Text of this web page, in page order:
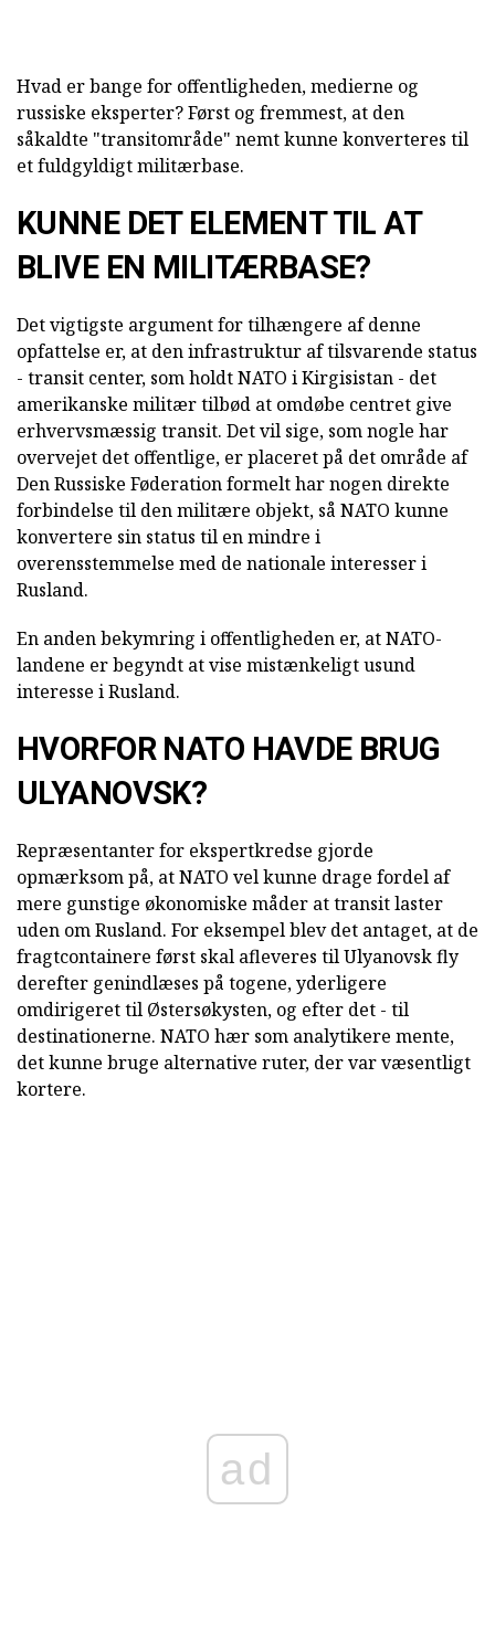
Hvad er bange for offentligheden, medierne og
russiske eksperter? Først og fremmest, at den
såkaldte "transitområde" nemt kunne konverteres til
et fuldgyldigt militærbase.
KUNNE DET ELEMENT TIL AT
BLIVE EN MILITÆRBASE?
Det vigtigste argument for tilhængere af denne
opfattelse er, at den infrastruktur af tilsvarende status
- transit center, som holdt NATO i Kirgisistan - det
amerikanske militær tilbød at omdøbe centret give
erhvervsmæssig transit. Det vil sige, som nogle har
overvejet det offentlige, er placeret på det område af
Den Russiske Føderation formelt har nogen direkte
forbindelse til den militære objekt, så NATO kunne
konvertere sin status til en mindre i
overensstemmelse med de nationale interesser i
Rusland.
En anden bekymring i offentligheden er, at NATO-
landene er begyndt at vise mistænkeligt usund
interesse i Rusland.
HVORFOR NATO HAVDE BRUG
ULYANOVSK?
Repræsentanter for ekspertkredse gjorde
opmærksom på, at NATO vel kunne drage fordel af
mere gunstige økonomiske måder at transit laster
uden om Rusland. For eksempel blev det antaget, at de
fragtcontainere først skal afleveres til Ulyanovsk fly
derefter genindlæses på togene, yderligere
omdirigeret til Østersøkysten, og efter det - til
destinationerne. NATO hær som analytikere mente,
det kunne bruge alternative ruter, der var væsentligt
kortere.
ad